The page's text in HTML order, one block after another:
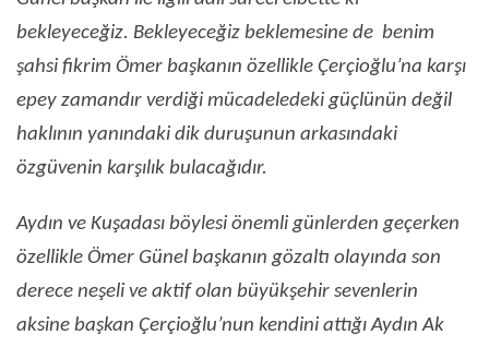
bekleyeceğiz. Bekleyeceğiz beklemesine de benim
şahsi fikrim Ömer başkanın özellikle Çerçioğlu’na karşı
epey zamandır verdiği mücadeledeki güçlünün değil
haklının yanındaki dik duruşunun arkasındaki
özgüvenin karşılık bulacağıdır.
Aydın ve Kuşadası böylesi önemli günlerden geçerken
özellikle Ömer Günel başkanın gözaltı olayında son
derece neşeli ve aktif olan büyükşehir sevenlerin
aksine başkan Çerçioğlu’nun kendini attığı Aydın Ak